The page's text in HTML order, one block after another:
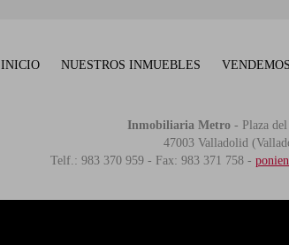
INICIO NUESTROS INMUEBLES
Inmobiliaria Metro - Plaza
47003 Valladolid
Telf.: 983 370 959 - Fax: 983 371 758 -